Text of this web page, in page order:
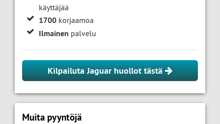
käyttäjää
1700 korjaamoa
Ilmainen palvelu
Kilpailuta Jaguar huollot tästä
Muita pyyntöjä